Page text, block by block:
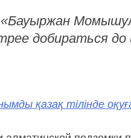
добираться до
қазақ тілінде